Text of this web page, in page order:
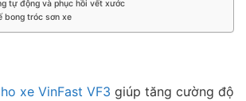
tự động và phục hồi vết xước
bong tróc sơn xe
xe VinFast VF3 giúp tăng cường độ